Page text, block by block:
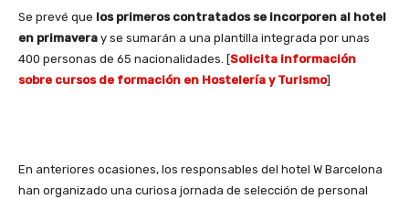
Se prevé que los primeros contratados se incorporen al hotel
en primavera y se sumarán a una plantilla integrada por unas
400 personas de 65 nacionalidades. [Solicita información
sobre cursos de formación en Hostelería y Turismo]
En anteriores ocasiones, los responsables del hotel W Barcelona
han organizado una curiosa jornada de selección de personal